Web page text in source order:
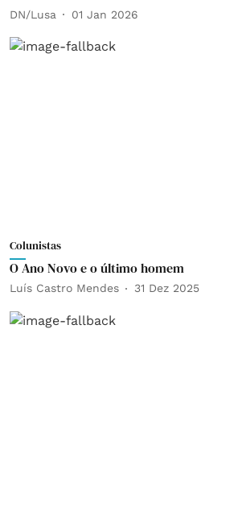
DN/Lusa 01 Jan 2026
Colunistas
O Ano Novo e o último homem
Luís Castro Mendes 31 Dez 2025